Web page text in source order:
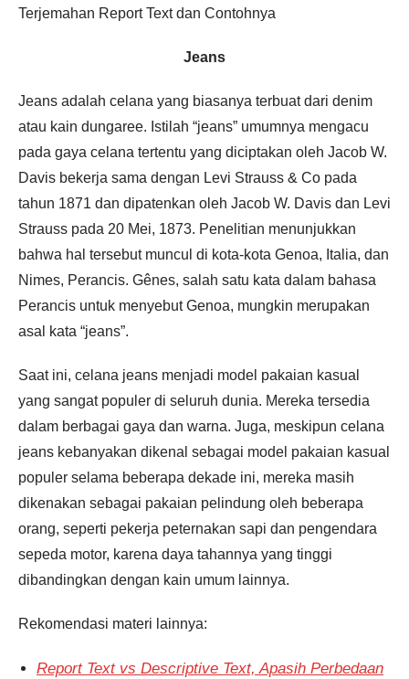
Terjemahan Report Text dan Contohnya
Jeans
Jeans adalah celana yang biasanya terbuat dari denim
atau kain dungaree. Istilah “jeans” umumnya mengacu
pada gaya celana tertentu yang diciptakan oleh Jacob W.
Davis bekerja sama dengan Levi Strauss & Co pada
tahun 1871 dan dipatenkan oleh Jacob W. Davis dan Levi
Strauss pada 20 Mei, 1873. Penelitian menunjukkan
bahwa hal tersebut muncul di kota-kota Genoa, Italia, dan
Nimes, Perancis. Gênes, salah satu kata dalam bahasa
Perancis untuk menyebut Genoa, mungkin merupakan
asal kata “jeans”.
Saat ini, celana jeans menjadi model pakaian kasual
yang sangat populer di seluruh dunia. Mereka tersedia
dalam berbagai gaya dan warna. Juga, meskipun celana
jeans kebanyakan dikenal sebagai model pakaian kasual
populer selama beberapa dekade ini, mereka masih
dikenakan sebagai pakaian pelindung oleh beberapa
orang, seperti pekerja peternakan sapi dan pengendara
sepeda motor, karena daya tahannya yang tinggi
dibandingkan dengan kain umum lainnya.
Rekomendasi materi lainnya:
Report Text vs Descriptive Text, Apasih Perbedaan